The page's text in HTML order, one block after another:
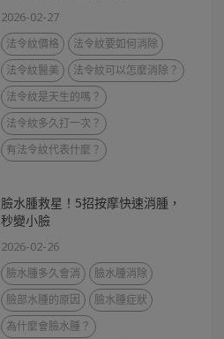
2026-02-27
法令紋價格
法令紋要如何消除
法令紋醫美
法令紋可以怎麼消除？
法令紋是天生的嗎？
法令紋多久打一次？
有法令紋代表什麼？
臉水腫救星！5招按摩快速消腫，
秒變小臉
2026-02-26
臉水腫多久會消
臉水腫消除
臉部水腫的原因
臉水腫症狀
為什麼會臉水腫？